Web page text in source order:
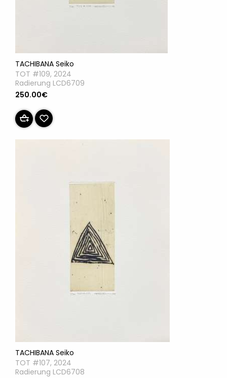
TACHIBANA Seiko
TOT #109, 2024
Radierung LCD6709
250.00€
TACHIBANA Seiko
TOT #107, 2024
Radierung LCD6708